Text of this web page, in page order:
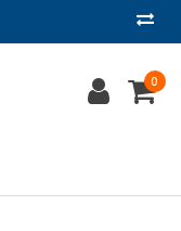
0